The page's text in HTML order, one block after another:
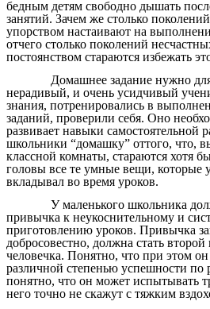
бедным детям свободно дышать
занятий. Зачем же столько
упорством настаивают на
отчего столько поколений
постоянством стараются избежать
Домашнее задание нужно
нерадивый, и очень усидчивый
знания, потренировались в
заданий, проверили себя. Оно
развивает навыки самостоятельной
школьники “домашку” оттого, что,
классной комнаты, стараются хотя
головы все те умные вещи, которые
вкладывал во время уроков.
У маленького школьника
привычка к неукоснительному и
приготовлению уроков. Привычка
добросовестно, должна стать
человечка. Понятно, что при этом
различной степенью успешности по
понятно, что он может испытывать
него точно не скажут с тяжким